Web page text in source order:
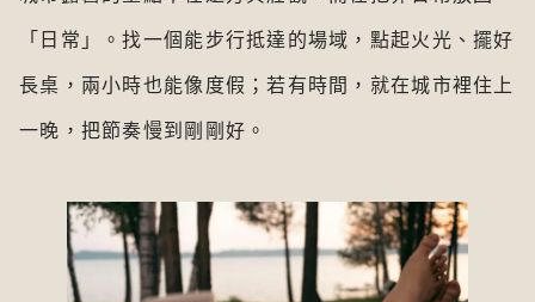
「日常」。找一個能步行抵達的場域，點起火光、擺好
長桌，兩小時也能像度假；若有時間，就在城市裡住上
一晚，把節奏慢到剛剛好。